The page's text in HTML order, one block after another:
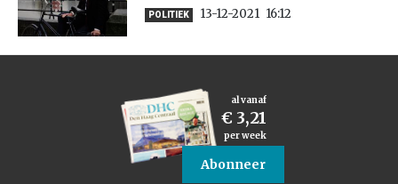
POLITIEK 13-12-2021 16:12
al vanaf
€ 3,21
per week
Abonneer